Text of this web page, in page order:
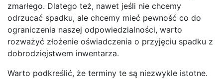
zmarłego. Dlatego też, nawet jeśli nie chcemy
odrzucać spadku, ale chcemy mieć pewność co do
ograniczenia naszej odpowiedzialności, warto
rozważyć złożenie oświadczenia o przyjęciu spadku z
dobrodziejstwem inwentarza.
Warto podkreślić, że terminy te są niezwykle istotne.